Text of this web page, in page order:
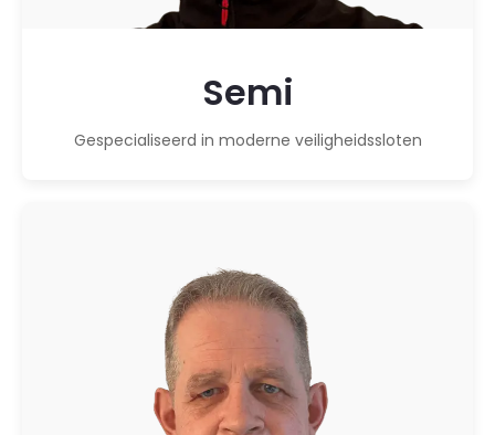
Semi
Gespecialiseerd in moderne veiligheidssloten